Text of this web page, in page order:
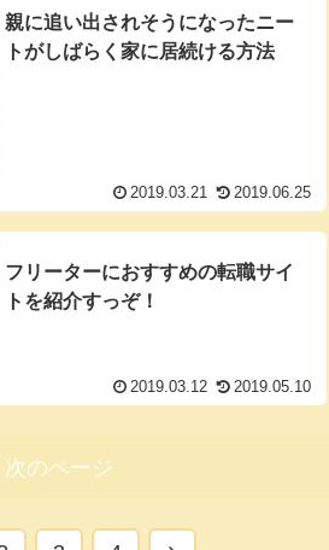
親に追い出されそうになったニー
トがしばらく家に居続ける方法
2019.03.21 2019.06.25
フリーターにおすすめの転職サイ
トを紹介すっぞ！
2019.03.12 2019.05.10
次のページ